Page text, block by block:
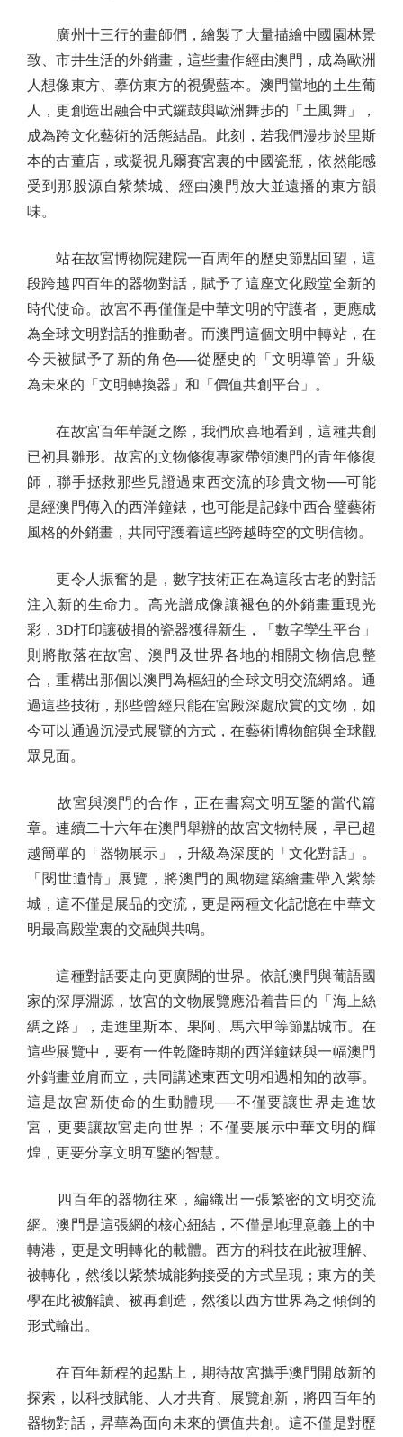
廣州十三行的畫師們，繪製了大量描繪中國園林景
致、市井生活的外銷畫，這些畫作經由澳門，成為歐洲
人想像東方、摹仿東方的視覺藍本。澳門當地的土生葡
人，更創造出融合中式鑼鼓與歐洲舞步的「土風舞」，
成為跨文化藝術的活態結晶。此刻，若我們漫步於里斯
本的古董店，或凝視凡爾賽宮裏的中國瓷瓶，依然能感
受到那股源自紫禁城、經由澳門放大並遠播的東方韻
味。
站在故宮博物院建院一百周年的歷史節點回望，這
段跨越四百年的器物對話，賦予了這座文化殿堂全新的
時代使命。故宮不再僅僅是中華文明的守護者，更應成
為全球文明對話的推動者。而澳門這個文明中轉站，在
今天被賦予了新的角色──從歷史的「文明導管」升級
為未來的「文明轉換器」和「價值共創平台」。
在故宮百年華誕之際，我們欣喜地看到，這種共創
已初具雛形。故宮的文物修復專家帶領澳門的青年修復
師，聯手拯救那些見證過東西交流的珍貴文物──可能
是經澳門傳入的西洋鐘錶，也可能是記錄中西合璧藝術
風格的外銷畫，共同守護着這些跨越時空的文明信物。
更令人振奮的是，數字技術正在為這段古老的對話
注入新的生命力。高光譜成像讓褪色的外銷畫重現光
彩，3D打印讓破損的瓷器獲得新生，「數字孿生平台」
則將散落在故宮、澳門及世界各地的相關文物信息整
合，重構出那個以澳門為樞紐的全球文明交流網絡。通
過這些技術，那些曾經只能在宮殿深處欣賞的文物，如
今可以通過沉浸式展覽的方式，在藝術博物館與全球觀
眾見面。
故宮與澳門的合作，正在書寫文明互鑒的當代篇
章。連續二十六年在澳門舉辦的故宮文物特展，早已超
越簡單的「器物展示」，升級為深度的「文化對話」。
「閱世遺情」展覽，將澳門的風物建築繪畫帶入紫禁
城，這不僅是展品的交流，更是兩種文化記憶在中華文
明最高殿堂裏的交融與共鳴。
這種對話要走向更廣闊的世界。依託澳門與葡語國
家的深厚淵源，故宮的文物展覽應沿着昔日的「海上絲
綢之路」，走進里斯本、果阿、馬六甲等節點城市。在
這些展覽中，要有一件乾隆時期的西洋鐘錶與一幅澳門
外銷畫並肩而立，共同講述東西文明相遇相知的故事。
這是故宮新使命的生動體現──不僅要讓世界走進故
宮，更要讓故宮走向世界；不僅要展示中華文明的輝
煌，更要分享文明互鑒的智慧。
四百年的器物往來，編織出一張繁密的文明交流
網。澳門是這張網的核心紐結，不僅是地理意義上的中
轉港，更是文明轉化的載體。西方的科技在此被理解、
被轉化，然後以紫禁城能夠接受的方式呈現；東方的美
學在此被解讀、被再創造，然後以西方世界為之傾倒的
形式輸出。
在百年新程的起點上，期待故宮攜手澳門開啟新的
探索，以科技賦能、人才共育、展覽創新，將四百年的
器物對話，昇華為面向未來的價值共創。這不僅是對歷